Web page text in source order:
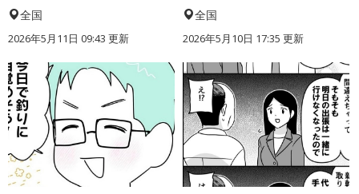
全国
2026年5月11日 09:43 更新
全国
2026年5月10日 17:35 更新